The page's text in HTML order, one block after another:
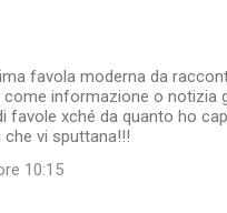
favola moderna da
informazione o notizia
favole xché da quanto ho
vi sputtana!!!
10:15